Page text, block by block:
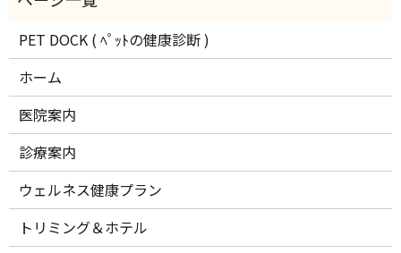
PET DOCK ( ﾍﾟｯﾄの健康診断 )
ホーム
医院案内
診療案内
ウェルネス健康プラン
トリミング＆ホテル